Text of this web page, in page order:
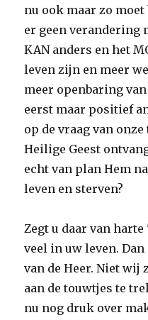
nu ook maar zo
er geen verandering
KAN anders en het
leven zijn en meer
meer openbaring
eerst maar positief
op de vraag van
Heilige Geest
echt van plan Hem
leven en sterven?
Zegt u daar van harte
veel in uw leven.
van de Heer. Niet wij
aan de touwtjes te
nu nog druk over